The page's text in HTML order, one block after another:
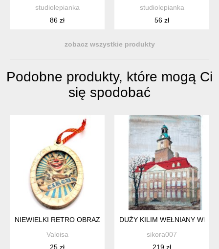
studiolepianka
86 zł
studiolepianka
56 zł
zobacz wszystkie produkty
Podobne produkty, które mogą Ci
się spodobać
NIEWIELKI RETRO OBRAZEK KLAUN CYRK CIRCUS
Valoisa
25 zł
DUŻY KILIM WEŁNIANY
sikora007
219 zł